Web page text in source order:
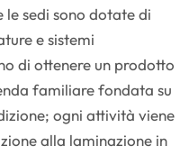
le sedi sono dotate di
e sistemi
di ottenere un prodotto
familiare fondata su
ogni attività viene
alla laminazione in